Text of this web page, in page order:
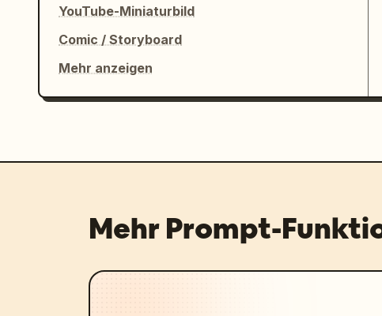
YouTube-Miniaturbild
Comic / Storyboard
Mehr anzeigen
Mehr Prompt-